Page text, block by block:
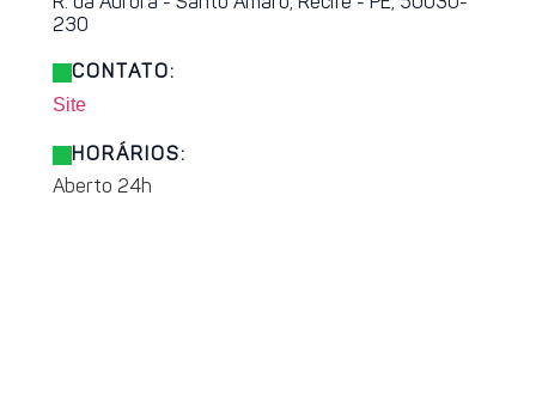
230
CONTATO:
Site
HORÁRIOS:
Aberto 24h